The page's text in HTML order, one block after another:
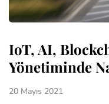
IoT, AI,
Yönetiminde
20 Mayıs 2021